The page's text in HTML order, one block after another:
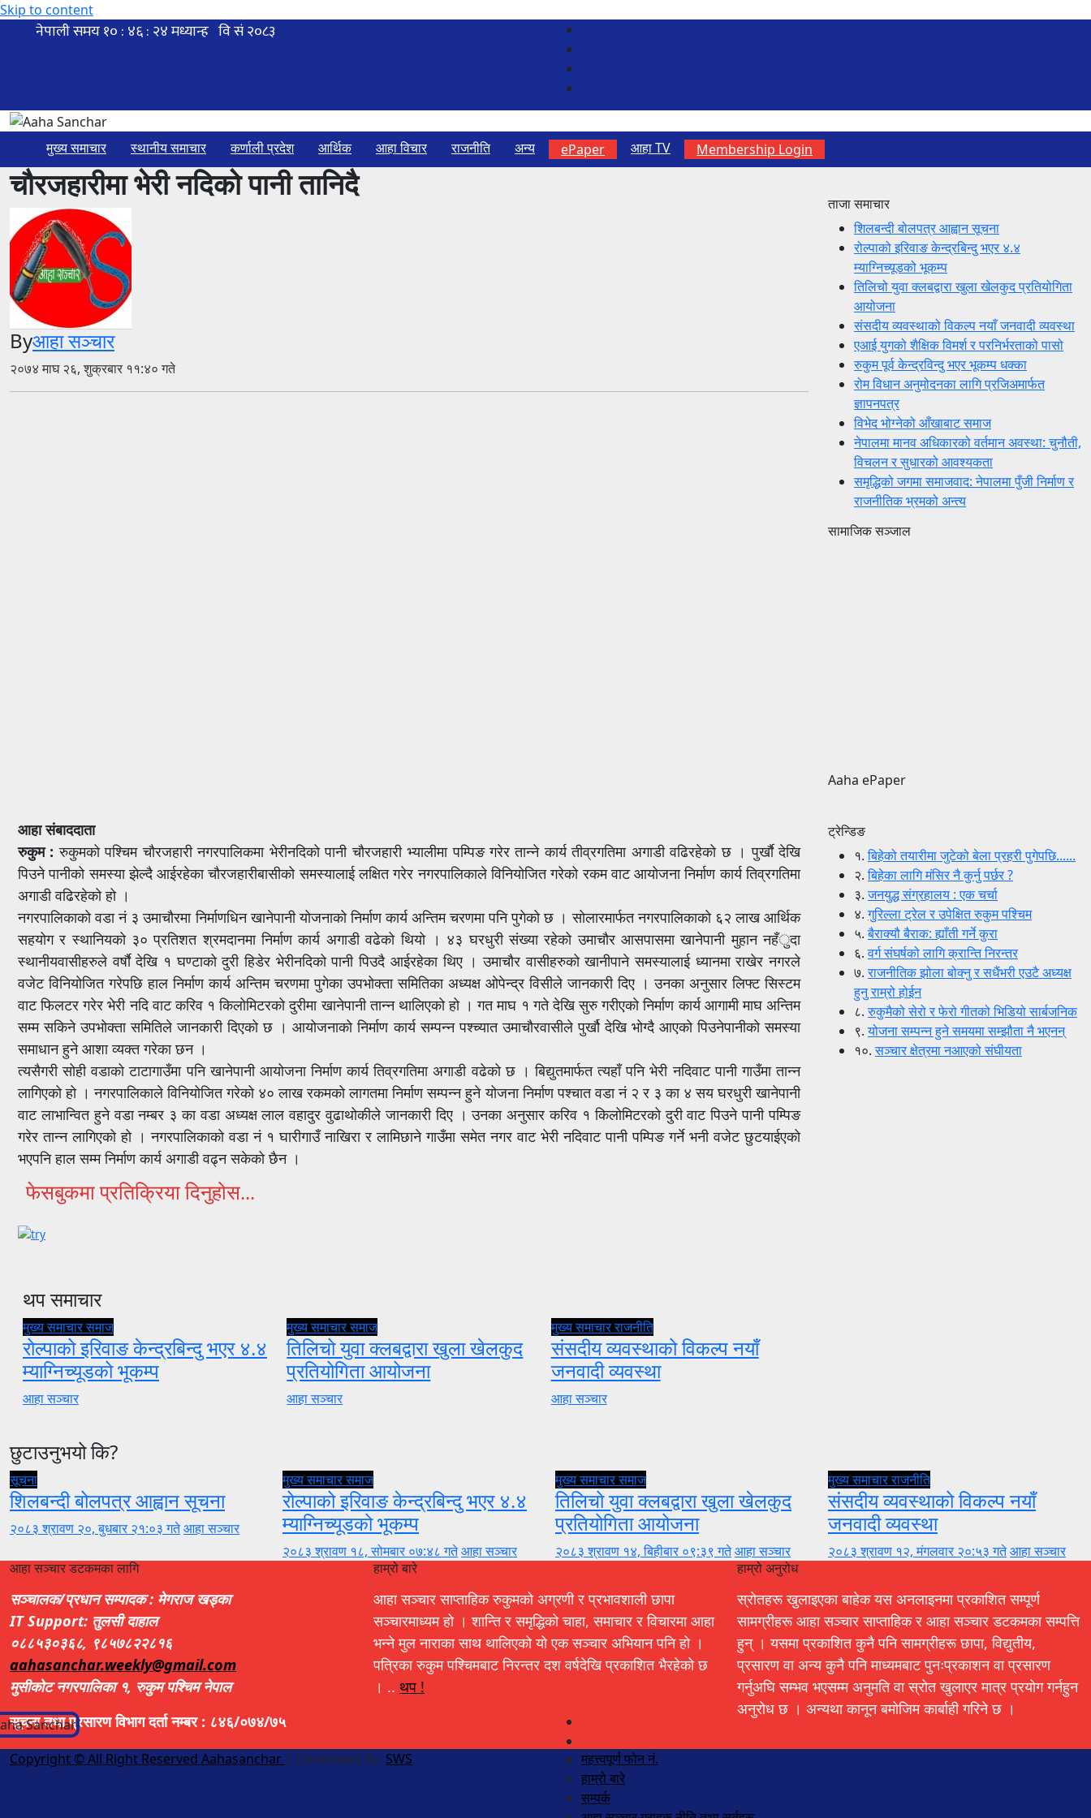
Skip to content
मुख्य समाचार स्थानीय समाचार कर्णाली प्रदेश आर्थिक आहा विचार राजनीति अन्य ePaper आहा TV Membership Login
चौरजहारीमा भेरी नदिको पानी तानिदै
Byआहा सञ्चार
२०७४ माघ २६, शुक्रबार ११:४० गते
आहा संबाददाता
रुकुम :रुकुमको पश्चिम चौरजहारी नगरपालिकमा भेरीनदिको पानी चौरजहारी भ्यालीमा पम्पिङ गरेर तान्ने कार्य तीव्रगतिमा अगाडी वढिरहेको छ । पुर्खाै देखि
पिउने पानीको समस्या झेल्दै आईरहेका चौरजहारीबासीको समस्यालाई लक्षित गरेर नगरपालिकाले विनियोजित गरेको रकम वाट आयोजना निर्माण कार्य तिव्रगतिमा
अगाडी वढिरहेको हो ।
नगरपालिकाको वडा नं ३ उमाचौरमा निर्माणधिन खानेपानी योजनाको निर्माण कार्य अन्तिम चरणमा पनि पुगेको छ । सोलारमार्फत नगरपालिकाको ६२ लाख आर्थिक
सहयोग र स्थानियको ३० प्रतिशत श्रमदानमा निर्माण कार्य अगाडी वढेको थियो । ४३ घरधुरी संख्या रहेको उमाचौर आसपासमा खानेपानी मुहान नहँुदा
स्थानीयवासीहरुले वर्षाै देखि १ घण्टाको दुरी हिडेर भेरीनदिको पानी पिउदै आईरहेका थिए । उमाचौर वासीहरुको खानीपाने समस्यालाई ध्यानमा राखेर नगरले
वजेट विनियोजित गरेपछि हाल निर्माण कार्य अन्तिम चरणमा पुगेका उपभोक्ता समितिका अध्यक्ष ओपेन्द्र विसीले जानकारी दिए । उनका अनुसार लिफ्ट सिस्टम
वाट फिलटर गरेर भेरी नदि वाट करिव १ किलोमिटरको दुरीमा खानेपानी तान्न थालिएको हो । गत माघ १ गते देखि सुरु गरीएको निर्माण कार्य आगामी माघ अन्तिम
सम्म सकिने उपभोक्ता समितिले जानकारी दिएको छ । आयोजनाको निर्माण कार्य सम्पन्न पश्च्यात उमाचौरवासीले पुर्खौ देखि भोग्दै आएको पिउनेपानीको समस्या
समाधान हुने आशा व्यक्त गरेका छन ।
त्यसैगरी सोही वडाको टाटागाउँमा पनि खानेपानी आयोजना निर्माण कार्य तिव्रगतिमा अगाडी वढेको छ । बिद्युतमार्फत त्यहाँ पनि भेरी नदिवाट पानी गाउँमा तान्न
लागिएको हो । नगरपालिकाले विनियोजित गरेको ४० लाख रकमको लागतमा निर्माण सम्पन्न हुने योजना निर्माण पश्चात वडा नं २ र ३ का ४ सय घरधुरी खानेपानी
वाट लाभान्वित हुने वडा नम्बर ३ का वडा अध्यक्ष लाल वहादुर वुढाथोकीले जानकारी दिए । उनका अनुसार करिव १ किलोमिटरको दुरी वाट पिउने पानी पम्पिङ
गरेर तान्न लागिएको हो । नगरपालिकाको वडा नं १ घारीगाउँ नाखिरा र लामिछाने गाउँमा समेत नगर वाट भेरी नदिवाट पानी पम्पिङ गर्ने भनी वजेट छुटयाईएको
भएपनि हाल सम्म निर्माण कार्य अगाडी वढ्न सकेको छैन ।
फेसबुकमा प्रतिक्रिया दिनुहोस...
थप समाचार
मुख्य समाचारसमाज
रोल्पाको इरिवाङ केन्द्रबिन्दु भएर ४.४
म्याग्निच्यूडको भूकम्प
आहा सञ्चार
मुख्य समाचारसमाज
तिलिचो युवा क्लबद्वारा खुला खेलकुद
प्रतियोगिता आयोजना
आहा सञ्चार
मुख्य समाचारराजनीति
संसदीय व्यवस्थाको विकल्प नयाँ
जनवादी व्यवस्था
आहा सञ्चार
ताजा समाचार
शिलबन्दी बोलपत्र आह्वान सूचना
रोल्पाको इरिवाङ केन्द्रबिन्दु भएर ४.४
म्याग्निच्यूडको भूकम्प
तिलिचो युवा क्लबद्वारा खुला खेलकुद प्रतियोगिता
आयोजना
संसदीय व्यवस्थाको विकल्प नयाँ जनवादी व्यवस्था
एआई युगको शैक्षिक विमर्श र परनिर्भरताको पासो
रुकुम पूर्व केन्द्रविन्दु भएर भूकम्प धक्का
रोम विधान अनुमोदनका लागि प्रजिअमार्फत
ज्ञापनपत्र
विभेद भोग्नेको आँखाबाट समाज
नेपालमा मानव अधिकारको वर्तमान अवस्था: चुनौती,
विचलन र सुधारको आवश्यकता
समृद्धिको जगमा समाजवाद: नेपालमा पुँजी निर्माण र
राजनीतिक भ्रमको अन्त्य
सामाजिक सञ्जाल
Aaha ePaper
ट्रेन्डिङ
१.बिहेको तयारीमा जुटेको बेला प्रहरी पुगेपछि......
२.बिहेका लागि मंसिर नै कुर्नु पर्छर ?
३.जनयुद्ध संग्रहालय : एक चर्चा
४.गुरिल्ला ट्रेल र उपेक्षित रुकुम पश्चिम
५.बैराक्यौ बैराक: ह्याँती गर्ने कुरा
६.वर्ग संघर्षको लागि क्रान्ति निरन्तर
७.राजनीतिक झोला बोक्नु र सधैंभरी एउटै अध्यक्ष
हुनु राम्रो होईन
८.रुकुमैको सेरो र फेरो गीतको भिडियो सार्बजनिक
९.योजना सम्पन्न हुने समयमा सम्झौता नै भएनन्
१०.सञ्चार क्षेत्रमा नआएको संघीयता
छुटाउनुभयो कि?
सूचना
शिलबन्दी बोलपत्र आह्वान सूचना
२०८३ श्रावण २०, बुधबार २१:०३ गतेआहा सञ्चार
मुख्य समाचारसमाज
रोल्पाको इरिवाङ केन्द्रबिन्दु भएर ४.४
म्याग्निच्यूडको भूकम्प
२०८३ श्रावण १८, सोमबार ०७:४८ गतेआहा सञ्चार
मुख्य समाचारसमाज
तिलिचो युवा क्लबद्वारा खुला खेलकुद
प्रतियोगिता आयोजना
२०८३ श्रावण १४, बिहीबार ०९:३९ गतेआहा सञ्चार
मुख्य समाचारराजनीति
संसदीय व्यवस्थाको विकल्प नयाँ
जनवादी व्यवस्था
२०८३ श्रावण १२, मंगलवार २०:५३ गतेआहा सञ्चार
आहा सञ्चार डटकमका लागि
सञ्चालक/प्रधान सम्पादक : मेगराज खड्का
IT Support: तुलसी दाहाल
०८८५३०३६८, ९८५७८२२८१६
aahasanchar.weekly@gmail.com
मुसीकोट नगरपालिका १, रुकुम पश्चिम नेपाल
सूचना तथा प्रसारण विभाग दर्ता नम्बर : ८४६/०७४/७५
हाम्रो बारे
आहा सञ्चार साप्ताहिक रुकुमको अग्रणी र प्रभावशाली छापा
सञ्चारमाध्यम हो । शान्ति र समृद्धिको चाहा, समाचार र विचारमा आहा
भन्ने मुल नाराका साथ थालिएको यो एक सञ्चार अभियान पनि हो ।
पत्रिका रुकुम पश्चिमबाट निरन्तर दश वर्षदेखि प्रकाशित भैरहेको छ
। .. थप !
हाम्रो अनुरोध
स्रोतहरू खुलाइएका बाहेक यस अनलाइनमा प्रकाशित सम्पूर्ण
सामग्रीहरू आहा सञ्चार साप्ताहिक र आहा सञ्चार डटकमका सम्पत्ति
हुन् । यसमा प्रकाशित कुनै पनि सामग्रीहरू छापा, विद्युतीय,
प्रसारण वा अन्य कुनै पनि माध्यमबाट पुनःप्रकाशन वा प्रसारण
गर्नुअघि सम्भव भएसम्म अनुमति वा स्रोत खुलाएर मात्र प्रयोग गर्नहुन
अनुरोध छ । अन्यथा कानून बमोजिम कार्बाही गरिने छ ।
Copyright © All Right Reserved Aahasanchar | Developed By: SWS.
महत्त्वपूर्ण फोन नं.
हाम्रो बारे
सम्पर्क